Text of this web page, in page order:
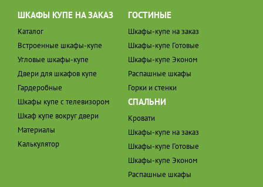
ШКАФЫ КУПЕ НА ЗАКАЗ
Каталог
Встроенные шкафы-купе
Угловые шкафы-купе
Двери для шкафов купе
Гардеробные
Шкафы купе с телевизором
Шкаф купе вокруг двери
Материалы
Калькулятор
ГОСТИНЫЕ
Шкафы-купе на заказ
Шкафы-купе Готовые
Шкафы-купе Эконом
Распашные шкафы
Горки и стенки
СПАЛЬНИ
Кровати
Шкафы-купе на заказ
Шкафы-купе Готовые
Шкафы-купе Эконом
Распашные шкафы